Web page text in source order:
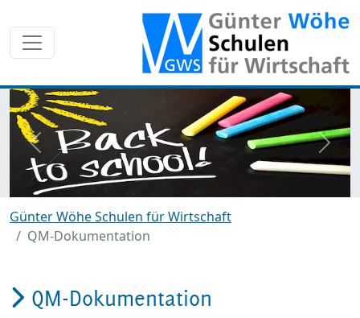
zurück
Günter Wöhe Schulen für Wirtschaft
QM-Dokumentation
QM-Dokumentation